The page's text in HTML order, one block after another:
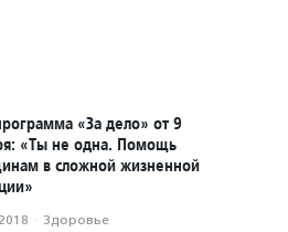
«За дело» от 9
«Ты не одна. Помощь
в сложной жизненной
· Здоровье